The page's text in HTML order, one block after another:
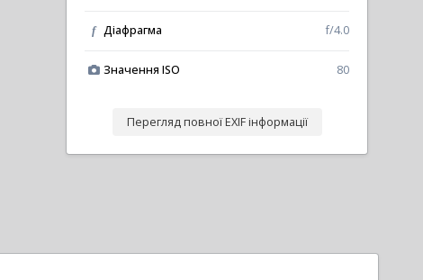
f Діафрагма f/4.0
Значення ISO 80
Перегляд повної EXIF інформації